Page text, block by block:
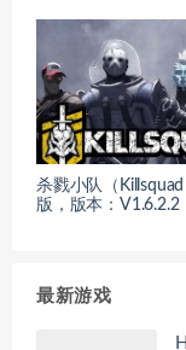
杀戮小队（
版，版本：V1.6.2.2
最新游戏